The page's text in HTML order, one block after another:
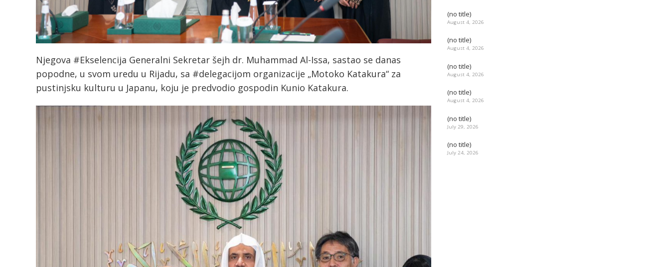
Njegova #Ekselencija Generalni Sekretar šejh dr. Muhammad Al-Issa, sastao se danas
popodne, u svom uredu u Rijadu, sa #delegacijom organizacije „Motoko Katakura“ za
pustinjsku kulturu u Japanu, koju je predvodio gospodin Kunio Katakura.
(no title)
August 4, 2026
(no title)
August 4, 2026
(no title)
August 4, 2026
(no title)
August 4, 2026
(no title)
July 29, 2026
(no title)
July 24, 2026